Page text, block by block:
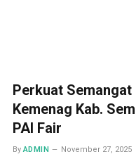
Perkuat Semangat
Kemenag Kab.
PAI Fair
By ADMIN November 27, 2025